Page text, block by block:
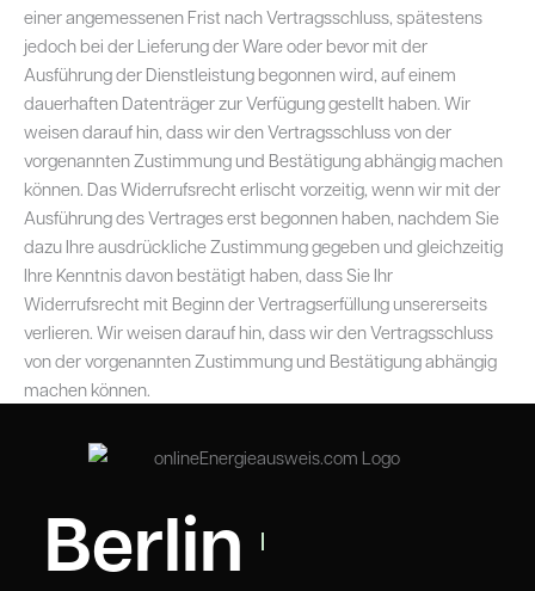
einer angemessenen Frist nach Vertragsschluss, spätestens
jedoch bei der Lieferung der Ware oder bevor mit der
Ausführung der Dienstleistung begonnen wird, auf einem
dauerhaften Datenträger zur Verfügung gestellt haben. Wir
weisen darauf hin, dass wir den Vertragsschluss von der
vorgenannten Zustimmung und Bestätigung abhängig machen
können. Das Widerrufsrecht erlischt vorzeitig, wenn wir mit der
Ausführung des Vertrages erst begonnen haben, nachdem Sie
dazu Ihre ausdrückliche Zustimmung gegeben und gleichzeitig
Ihre Kenntnis davon bestätigt haben, dass Sie Ihr
Widerrufsrecht mit Beginn der Vertragserfüllung unsererseits
verlieren. Wir weisen darauf hin, dass wir den Vertragsschluss
von der vorgenannten Zustimmung und Bestätigung abhängig
machen können.
Berlin